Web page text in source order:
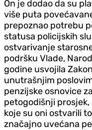
On je dodao da su
više puta
prepoznao potrebu
statusa policijskih
ostvarivanje
podršku Vlade,
godine usvojila
unutrašnjim
penzijske osnovice
petogodišnji
koje su oni ostvarili
značajno uvećana